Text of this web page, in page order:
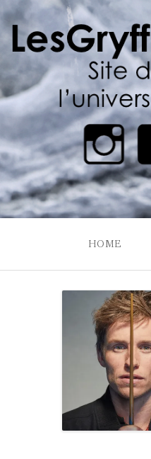
Skip
to
content
HOME